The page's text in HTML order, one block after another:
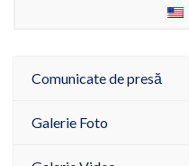
Comunicate de presă
Galerie Foto